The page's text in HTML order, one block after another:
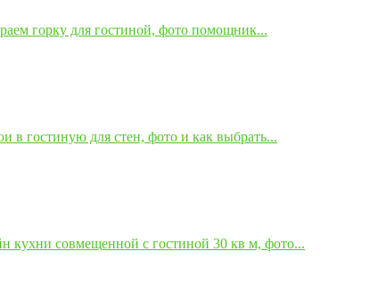
горку для гостиной, фото помощник...
в гостиную для стен, фото и как выбрать...
кухни совмещенной с гостиной 30 кв м, фото...